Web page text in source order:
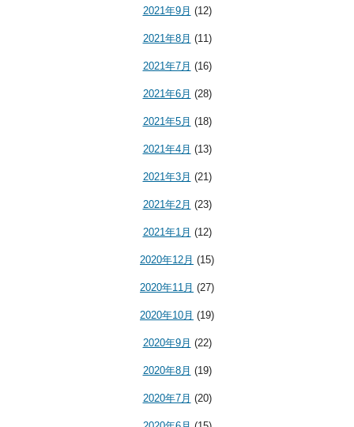
2021年9月 (12)
2021年8月 (11)
2021年7月 (16)
2021年6月 (28)
2021年5月 (18)
2021年4月 (13)
2021年3月 (21)
2021年2月 (23)
2021年1月 (12)
2020年12月 (15)
2020年11月 (27)
2020年10月 (19)
2020年9月 (22)
2020年8月 (19)
2020年7月 (20)